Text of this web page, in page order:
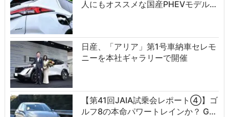
人にもオススメな国産PHEVモデル…
日産、「アリア」第1号車納車セレモ
ニーを本社ギャラリーで開催
【第41回JAIA試乗会レポート④】ゴ
ルフ8の本命パワートレインか？ G…